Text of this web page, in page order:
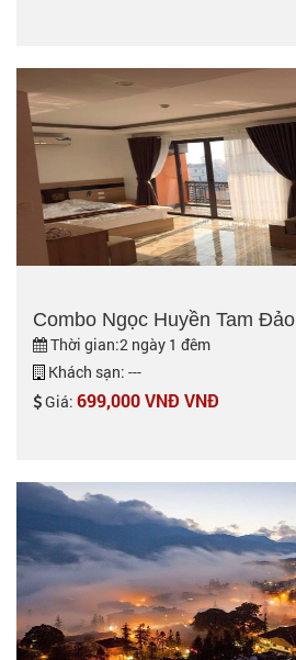
Combo Ngọc Huyền Tam Đảo
Thời gian:2 ngày 1 đêm
Khách sạn: ---
Giá: 699,000 VNĐ VNĐ